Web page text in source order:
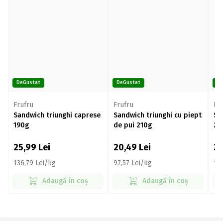
DeGustat
Frufru
Sandwich triunghi caprese
190g
25,99 Lei
136,79 Lei/kg
Adaugă în coș
DeGustat
Frufru
Sandwich triunghi cu piept
de pui 210g
20,49 Lei
97,57 Lei/kg
Adaugă în coș